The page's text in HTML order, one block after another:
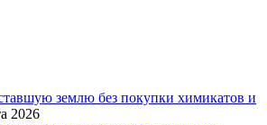
землю без покупки химикатов и
2026